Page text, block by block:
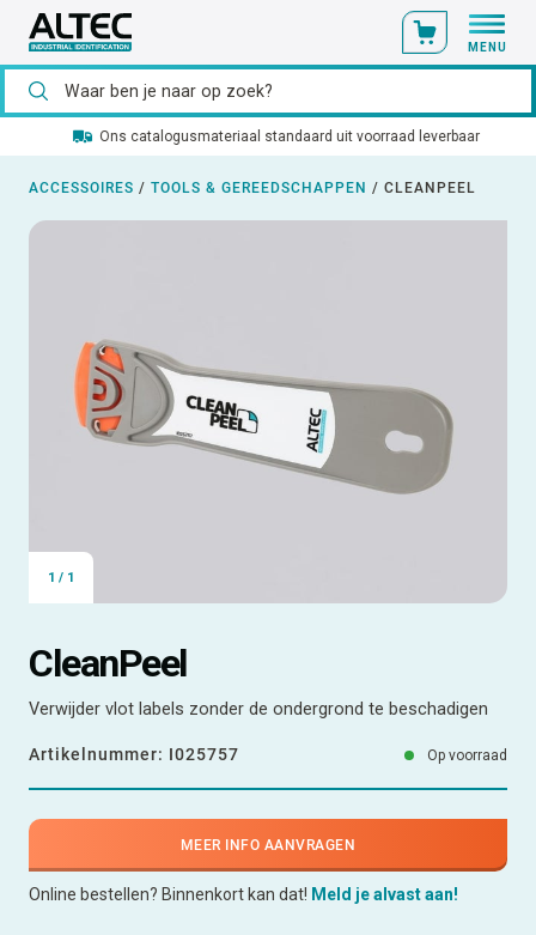
MENU
Ons catalogusmateriaal standaard uit voorraad leverbaar
ACCESSOIRES / TOOLS & GEREEDSCHAPPEN / CLEANPEEL
1 / 1
CleanPeel
Verwijder vlot labels zonder de ondergrond te beschadigen
Artikelnummer: I025757 Op voorraad
MEER INFO AANVRAGEN
Online bestellen? Binnenkort kan dat! Meld je alvast aan!